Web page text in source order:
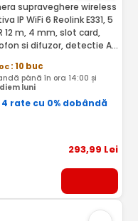
supraveghere wireless
IP WiFi 6 Reolink E331, 5
12 m, 4 mm, slot card,
si difuzor, detectie AI
2.4 GHz
: 10 buc
până în ora 14:00 și
luni
4 rate cu 0% dobândă
293,99 Lei